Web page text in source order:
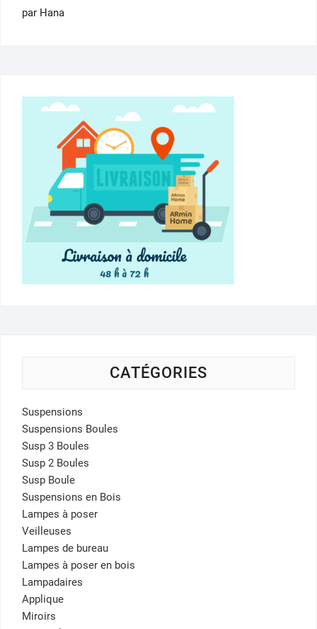
Note
sur 5
par Hana
CATÉGORIES
Suspensions
Suspensions Boules
Susp 3 Boules
Susp 2 Boules
Susp Boule
Suspensions en Bois
Lampes à poser
Veilleuses
Lampes de bureau
Lampes à poser en bois
Lampadaires
Applique
Miroirs